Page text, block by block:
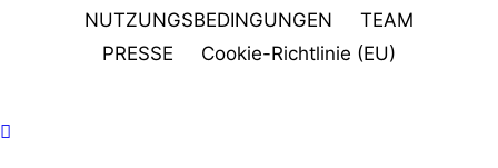
NUTZUNGSBEDINGUNGEN
TEAM
PRESSE
Cookie-Richtlinie (EU)